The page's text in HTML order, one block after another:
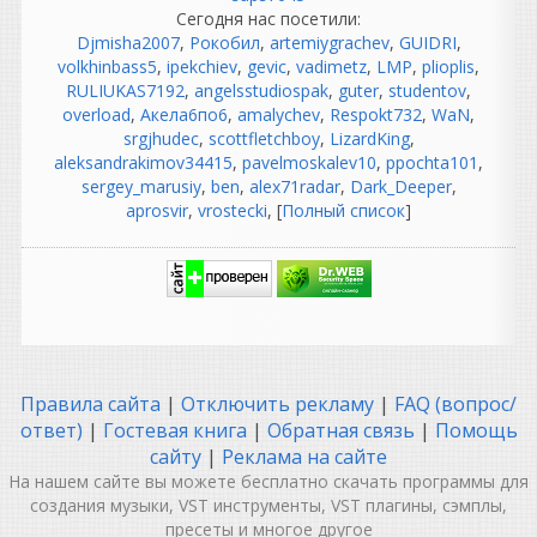
начиная от 7 винды кейген
ключи не работают!
так что решение за вами!
guter
написал 08.08.2026 в19:58
йо нигга маза фака?
СИ Джей зажигай ГТА сан
Heavy
написал 08.08.2026 в 19:57
Кряка нет, кем "вылечено"
непонятно, кнопки "извлечь
Сегодня нас посетили:
Djmisha2007, Рокобил, artemiygrachev, GUIDRI,
volkhinbass5, ipekchiev, gevic, vadimetz, LMP, plioplis,
RULIUKAS7192, angelsstudiospak, guter, studentov,
overload, Акела6по6, amalychev, Respokt732, WaN,
srgjhudec, scottfletchboy, LizardKing,
aleksandrakimov34415, pavelmoskalev10, ppochta101 ,
sergey_marusiy, ben, alex71radar, Dark_Deeper,
aprosvir, vrostecki, [Полный список]
Правила сайта | Отключить рекламу | FAQ (вопрос/
ответ) | Гостевая книга | Обратная связь | Помощь
сайту | Реклама на сайте
На нашем сайте вы можете бесплатно скачать программы для
создания музыки, VST инструменты, VST плагины, сэмплы,
пресеты и многое другое